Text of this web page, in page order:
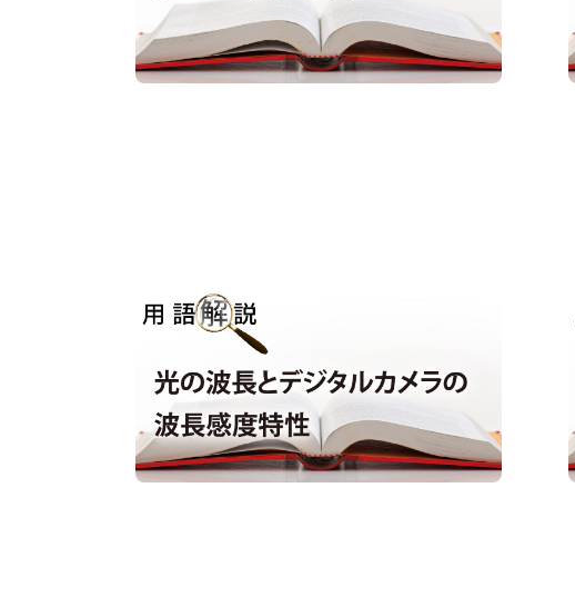
用語解説｜光の波長とデジタルカメラの
波長感度特性
用語解説 #波長感度特性